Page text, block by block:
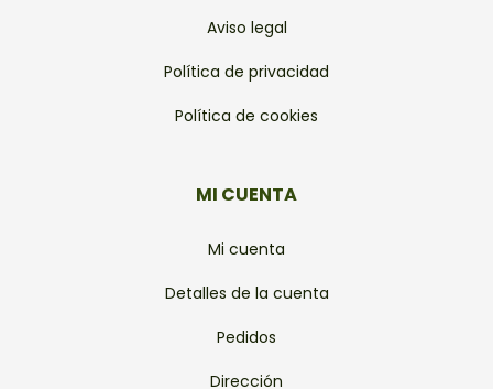
Aviso legal
Política de privacidad
Política de cookies
MI CUENTA
Mi cuenta
Detalles de la cuenta
Pedidos
Dirección